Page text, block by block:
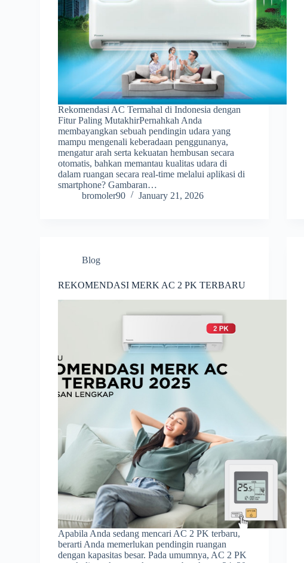
Rekomendasi AC Termahal di Indonesia dengan
Fitur Paling MutakhirPernahkah Anda
membayangkan sebuah pendingin udara yang
mampu mengenali keberadaan penggunanya,
mengatur arah serta kekuatan hembusan secara
otomatis, bahkan memantau kualitas udara di
dalam ruangan secara real-time melalui aplikasi di
smartphone? Gambaran…
bromoler90
January 21, 2026
Blog
REKOMENDASI MERK AC 2 PK TERBARU
Apabila Anda sedang mencari AC 2 PK terbaru,
berarti Anda memerlukan pendingin ruangan
dengan kapasitas besar. Pada umumnya, AC 2 PK